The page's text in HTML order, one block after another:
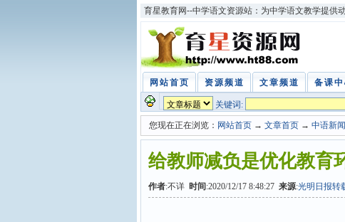
育星教育网--中学语文资源站：为中学语文教学提供动
网站首页 资源频道 文章频道 备课
关键词:
您现在正在浏览： 网站首页 → 文章首页 → 中语新闻
给教师减负是优化教育
作者:不详 时间 :2020/12/17 8:48:27 来源:光明日报转